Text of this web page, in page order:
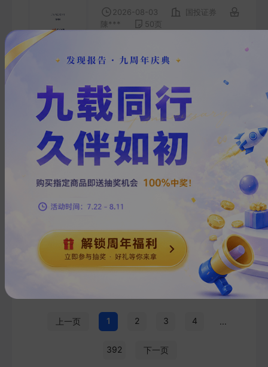
2026-08-03
国投证券
陳***
50 页
聚氨酯行业深度：东升西落格
局深化，供需紧平衡驱动盈利
修复
2026-08-03 -
故***
50页
基础化工
AIDC液冷一次侧稀缺龙头，
业绩有望保持快速增长
2026-08-03
国投证券
M***
24页
上一页 1 2 3 4 ...
392 下一页